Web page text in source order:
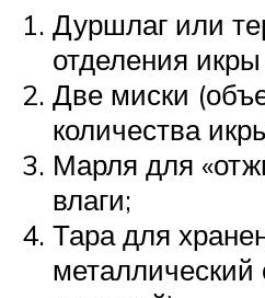
Дуршлаг или
отделения
Две миски
количества
Марля для
влаги;
Тара для
металлический